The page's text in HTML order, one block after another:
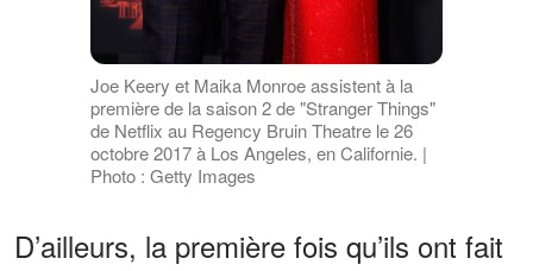
Joe Keery et Maika Monroe assistent à la
première de la saison 2 de "Stranger Things"
de Netflix au Regency Bruin Theatre le 26
octobre 2017 à Los Angeles, en Californie. |
Photo : Getty Images
D’ailleurs, la première fois qu’ils ont fait